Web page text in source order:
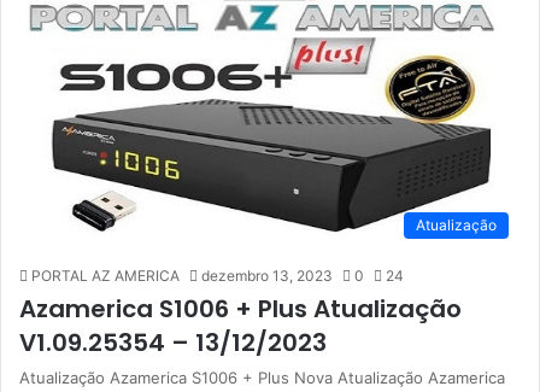
Atualização
PORTAL AZ AMERICA dezembro 13, 2023 0 24
Azamerica S1006 + Plus Atualização
V1.09.25354 – 13/12/2023
Atualização Azamerica S1006 + Plus Nova Atualização Azamerica